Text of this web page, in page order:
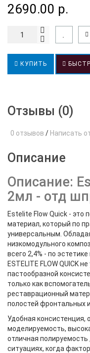
2690.00 р.
КУПИТЬ
Отзывы (0)
0 отзывов / Написать
Описание
Описание:
2мл - отд
Estelite Flow Quick - это
материал, который по
универсальным.
низкомодульного
всего 2,4% - по
ESTELITE FLOW QUICK
пастообразной
только как
реставрационный
полостей фронтальных
Удобная консистенция,
моделируемость,
отличная
ситуациях, когда